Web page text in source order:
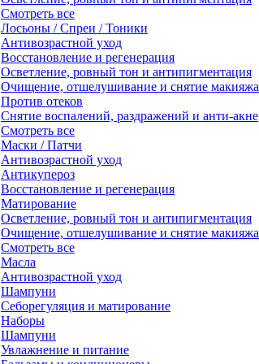
Смотреть все
Лосьоны / Спреи / Тоники
Антивозрастной уход
Восстановление и регенерация
Осветление, ровный тон и антипигментация
Очищение, отшелушивание и снятие макияжа
Против отеков
Снятие воспалений, раздражений и анти-акне
Смотреть все
Маски / Патчи
Антивозрастной уход
Антикупероз
Восстановление и регенерация
Матирование
Осветление, ровный тон и антипигментация
Очищение, отшелушивание и снятие макияжа
Смотреть все
Масла
Антивозрастной уход
Шампуни
Себорегуляция и матирование
Наборы
Шампуни
Увлажнение и питание